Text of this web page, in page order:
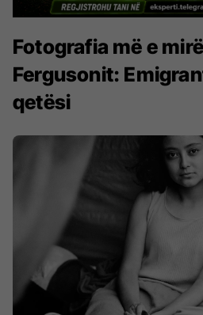
Fotografia më e
Fergusonit:
qetësi